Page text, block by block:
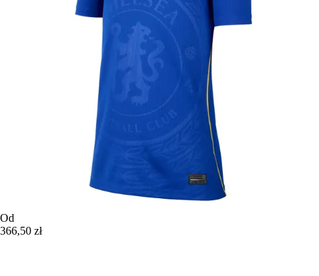
Od
366,50 zł